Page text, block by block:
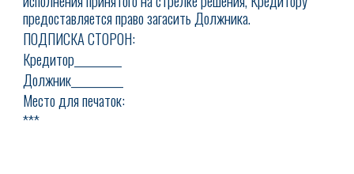
предоставляется право загасить Должника.
ПОДПИСКА СТОРОН:
Кредитор__________
Должник___________
Место для печаток:
***